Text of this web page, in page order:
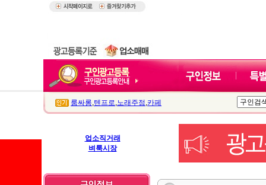
룸싸롱,텐프로,노래주점 ,카페
업소직거래
벼룩시장